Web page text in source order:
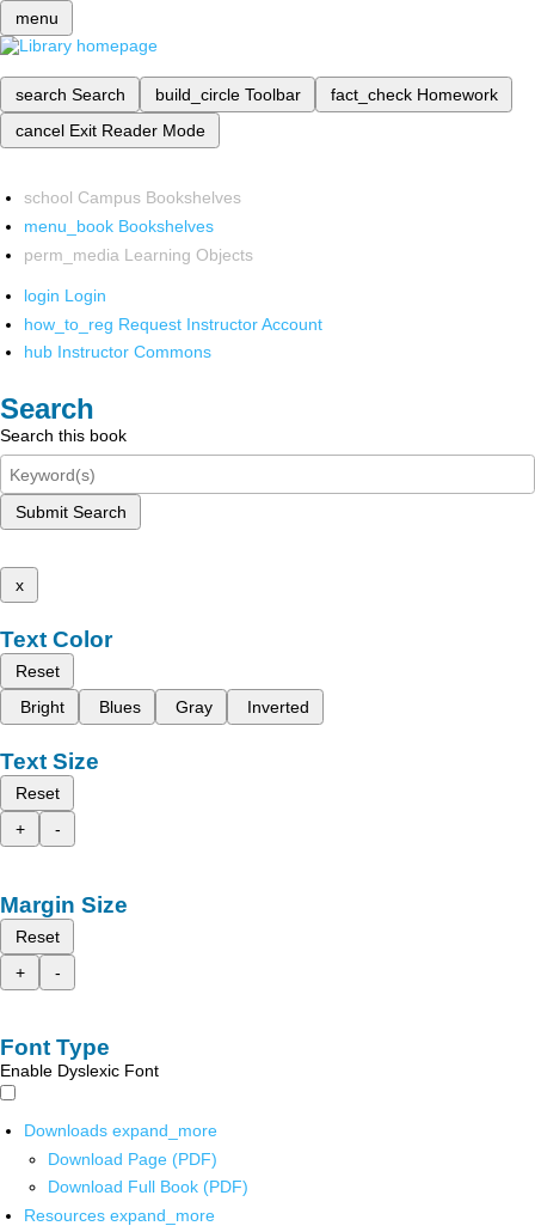
menu
search Search build_circle Toolbar fact_check Homework
cancel Exit Reader Mode
school Campus Bookshelves
menu_book Bookshelves
perm_media Learning Objects
login Login
how_to_reg Request Instructor Account
hub Instructor Commons
Search
Search this book
Submit Search
x
Text Color
Reset
Bright
Blues Gray Inverted
Text Size
Reset
+
-
Margin Size
Reset
+
-
Font Type
Enable Dyslexic Font
Downloads expand_more
Download Page (PDF)
Download Full Book (PDF)
Resources expand_more